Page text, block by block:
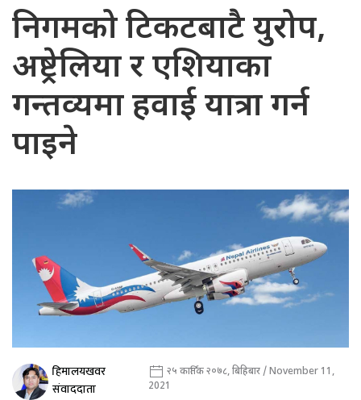
निगमको टिकटबाटै युरोप,
अष्ट्रेलिया र एशियाका
गन्तव्यमा हवाई यात्रा गर्न
पाइने
हिमालयखवर
संवाददाता
२५ कार्तिक २०७८, बिहिबार / November 11,
2021